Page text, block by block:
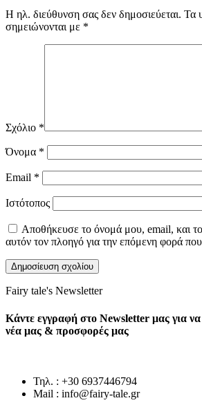
Η ηλ. διεύθυνση σας δεν δημοσιεύεται. Τα
σημειώνονται με *
Σχόλιο *
Όνομα *
Email *
Ιστότοπος
Αποθήκευσε το όνομά μου, email, και
αυτόν τον πλοηγό για την επόμενη φορά
Fairy tale's Newsletter
Κάντε εγγραφή στο Newsletter μας για να
νέα μας & προσφορές μας
Τηλ. : +30 6937446794
Mail : info@fairy-tale.gr